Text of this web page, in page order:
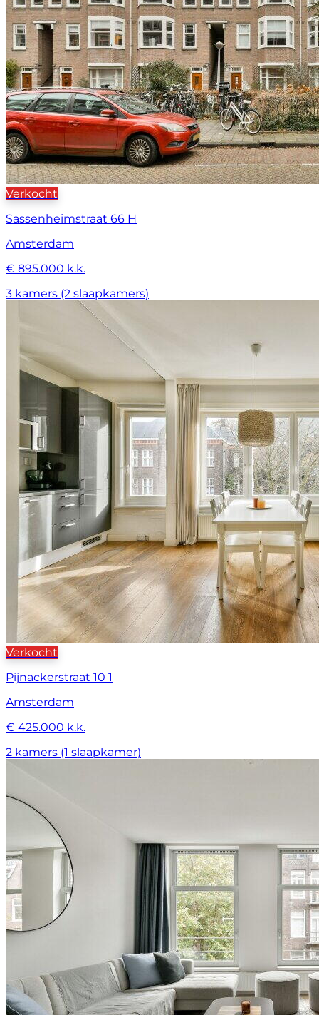
Verkocht
Sassenheimstraat 66 H
Amsterdam
€ 895.000 k.k.
3 kamers (2 slaapkamers)
Verkocht
Pijnackerstraat 10 1
Amsterdam
€ 425.000 k.k.
2 kamers (1 slaapkamer)